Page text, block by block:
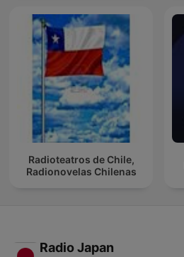
Radioteatros de Chile,
Radionovelas Chilenas
Radio Japan